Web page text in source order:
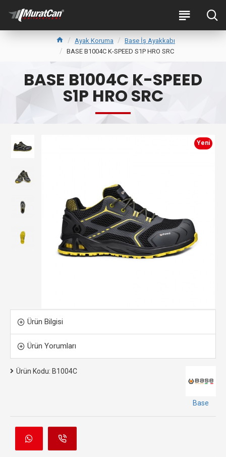
Ayak Koruma
Base İş Ayakkabı
BASE B1004C K-SPEED S1P HRO SRC
BASE B1004C K-SPEED
S1P HRO SRC
Yeni
Ürün Bilgisi
Ürün Yorumları
Ürün Kodu: B1004C
Base